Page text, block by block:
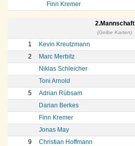
Finn Kremer
2.Mannschaft
(Gelbe Karten)
1 Kevin Kreutzmann
2
Marc Merbitz
Niklas Schleicher
Toni Arnold
5
Adrian Rübsam
Darian Berkes
Finn Kremer
Jonas May
9
Christian Hoffmann